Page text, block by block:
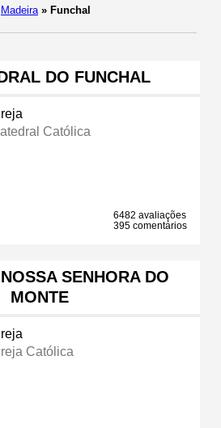
Madeira » Funchal
DO FUNCHAL
Católica
6482 avaliações
395 comentários
SENHORA DO
MONTE
Católica